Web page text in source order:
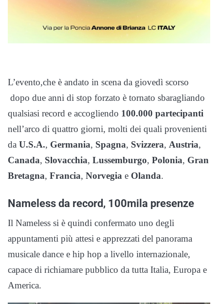
L’evento,che è andato in scena da giovedì scorso
dopo due anni di stop forzato è tornato sbaragliando
qualsiasi record e accogliendo 100.000 partecipanti
nell’arco di quattro giorni, molti dei quali provenienti
da U.S.A., Germania, Spagna, Svizzera, Austria,
Canada, Slovacchia, Lussemburgo, Polonia, Gran
Bretagna, Francia, Norvegia e Olanda.
Nameless da record, 100mila presenze
Il Nameless si è quindi confermato uno degli
appuntamenti più attesi e apprezzati del panorama
musicale dance e hip hop a livello internazionale,
capace di richiamare pubblico da tutta Italia, Europa e
America.